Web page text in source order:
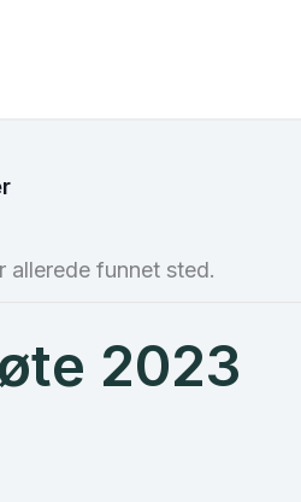
allerede funnet sted.
2023